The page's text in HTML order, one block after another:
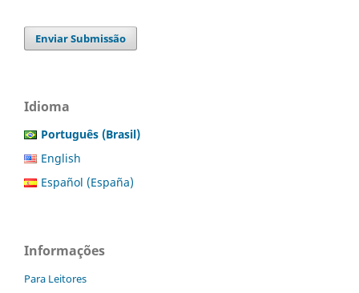
Enviar Submissão
Idioma
Português (Brasil)
English
Español (España)
Informações
Para Leitores